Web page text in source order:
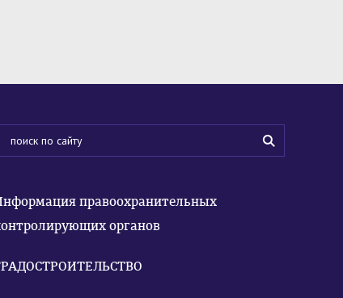
правоохранительных
органов